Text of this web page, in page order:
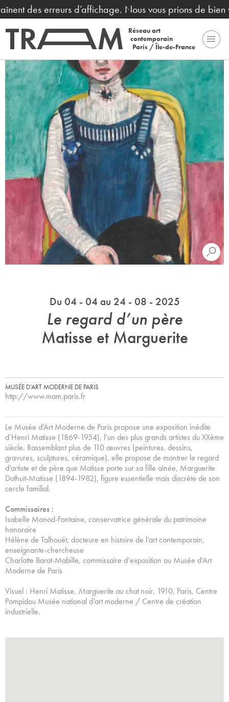
des erreurs d’affichage. Nous vous prions de bien
Réseau art
contemporain
Paris / Île-de-France
Du 04 - 04 au 24 - 08 - 2025
Le regard d’un père
Matisse et Marguerite
MUSÉE D’ART MODERNE DE PARIS
http://www.mam.paris.fr
Le Musée d’Art Moderne de Paris propose une exposition inédite
d’Henri Matisse (1869-1954), l’un des plus grands artistes du XXème
siècle. Rassemblant plus de 110 œuvres (peintures, dessins,
gravures, sculptures, céramique), elle propose de montrer le regard
d’artiste et de père que Matisse porte sur sa fille ainée, Marguerite
Duthuit-Matisse (1894-1982), figure essentielle mais discrète de son
cercle familial.
Commissaires :
Isabelle Monod-Fontaine, conservatrice générale du patrimoine
honoraire
Hélène de Talhouët, docteure en histoire de l’art contemporain,
enseignante-chercheuse
Charlotte Barat-Mabille, commissaire d’exposition au Musée d’Art
Moderne de Paris
Visuel : Henri Matisse, Marguerite au chat noir, 1910, Paris, Centre
Pompidou Musée national d’art moderne / Centre de création
industrielle.